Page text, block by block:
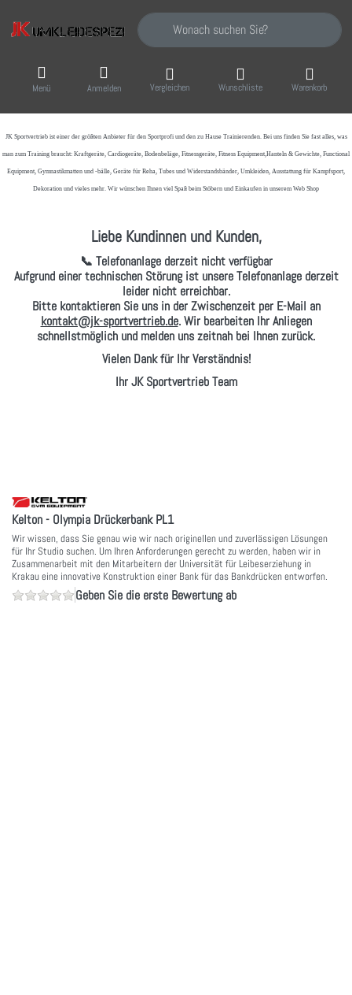
Geben Sie einen Suchbegriff ein. Während
Menü Anmelden Vergleichen Wunschliste Warenkorb
JK Sportvertrieb ist einer der größten Anbieter für den Sportprofi und den zu Hause Trainierenden. Bei uns finden Sie fast alles, was
man zum Training braucht: Kraftgeräte, Cardiogeräte, Bodenbeläge, Fitnessgeräte, Fitness Equipment,Hanteln & Gewichte, Functional
Equipment, Gymnastikmatten und -bälle, Geräte für Reha, Tubes und Widerstandsbänder, Umkleiden, Ausstattung für Kampfsport,
Dekoration und vieles mehr. Wir wünschen Ihnen viel Spaß beim Stöbern und Einkaufen in unserem Web Shop
Liebe Kundinnen und Kunden,
📞 Telefonanlage derzeit nicht verfügbar
Aufgrund einer technischen Störung ist unsere Telefonanlage derzeit
leider nicht erreichbar.
Bitte kontaktieren Sie uns in der Zwischenzeit per E-Mail an
kontakt@jk-sportvertrieb.de. Wir bearbeiten Ihr Anliegen
schnellstmöglich und melden uns zeitnah bei Ihnen zurück.
Vielen Dank für Ihr Verständnis!
Ihr JK Sportvertrieb Team
Kelton - Olympia Drückerbank PL1
Wir wissen, dass Sie genau wie wir nach originellen und zuverlässigen Lösungen
für Ihr Studio suchen. Um Ihren Anforderungen gerecht zu werden, haben wir in
Zusammenarbeit mit den Mitarbeitern der Universität für Leibeserziehung in
Krakau eine innovative Konstruktion einer Bank für das Bankdrücken entworfen.
Geben Sie die erste Bewertung ab